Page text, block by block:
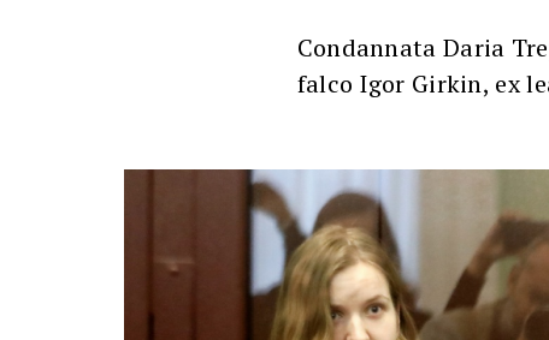
Condannata Daria
falco Igor Girkin, ex